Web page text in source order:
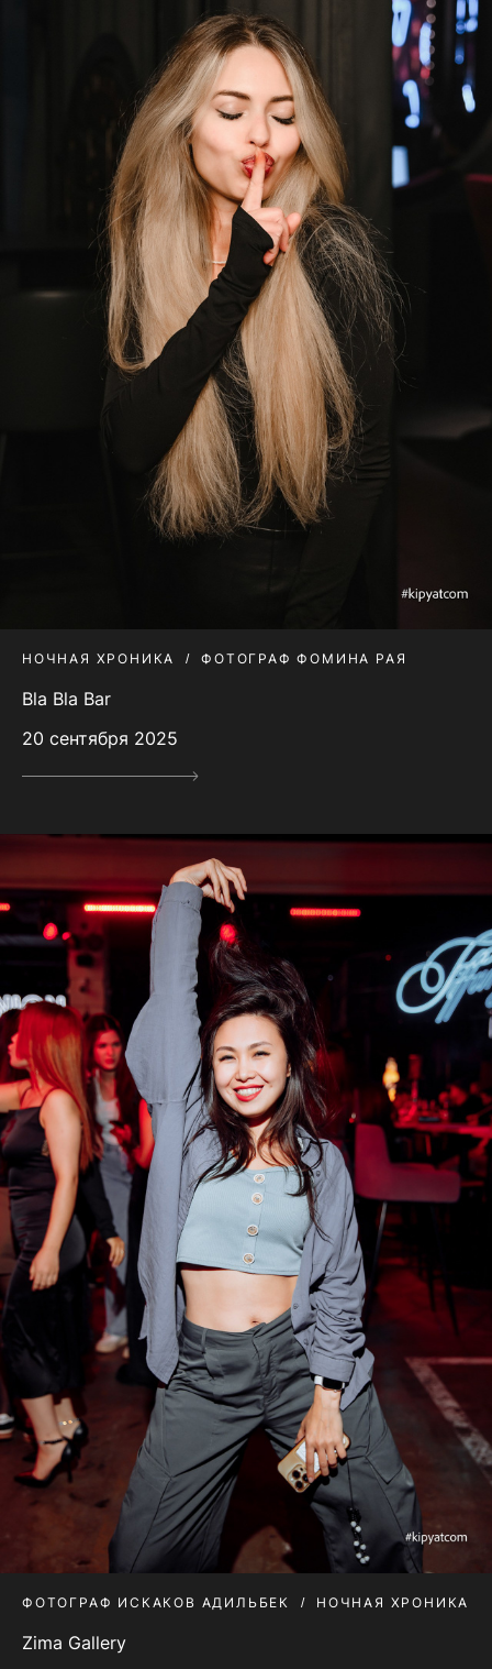
НОЧНАЯ ХРОНИКА ФОТОГРАФ ФОМИНА РАЯ
Bla Bla Bar
20 сентября 2025
ФОТОГРАФ ИСКАКОВ АДИЛЬБЕК НОЧНАЯ ХРОНИКА
Zima Gallery